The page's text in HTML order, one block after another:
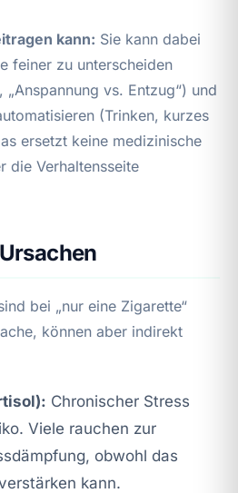
kann: Sie kann dabei
feiner zu unterscheiden
„Anspannung vs. Entzug“) und
(Trinken, kurzes
ersetzt keine medizinische
die Verhaltensseite
bei „nur eine Zigarette“
können aber indirekt
Chronischer Stress
Viele rauchen zur
obwohl das
kann.